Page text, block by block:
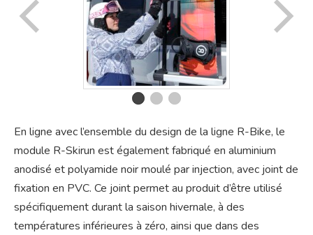
En ligne avec l’ensemble du design de la ligne R-Bike, le
module R-Skirun est également fabriqué en aluminium
anodisé et polyamide noir moulé par injection, avec joint de
fixation en PVC. Ce joint permet au produit d’être utilisé
spécifiquement durant la saison hivernale, à des
températures inférieures à zéro, ainsi que dans des